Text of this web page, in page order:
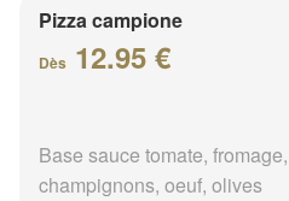
Pizza campione
Dès 12.95 €
Base sauce tomate,
champignons, oeuf, olives